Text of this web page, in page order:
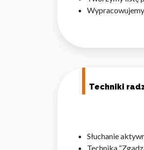
Techniki
Słuchanie
Technika